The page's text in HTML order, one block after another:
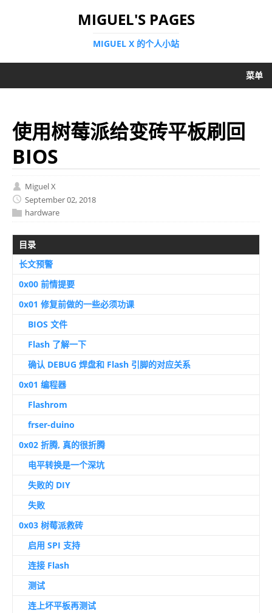
MIGUEL'S PAGES
MIGUEL X 的个人小站
菜单
使用树莓派给变砖平板刷回
BIOS
Miguel X
September 02, 2018
hardware
目录
长文预警
0x00 前情提要
0x01 修复前做的一些必须功课
BIOS 文件
Flash 了解一下
确认 DEBUG 焊盘和 Flash 引脚的对应关系
0x01 编程器
Flashrom
frser-duino
0x02 折腾, 真的很折腾
电平转换是一个深坑
失败的 DIY
失败
0x03 树莓派救砖
启用 SPI 支持
连接 Flash
测试
连上坏平板再测试